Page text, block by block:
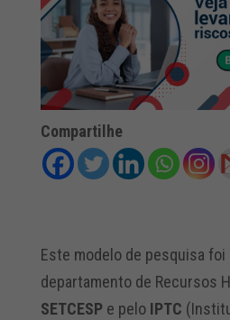
Compartilhe
Este modelo de pesquisa foi
departamento de Recursos
SETCESPe pelo IPTC